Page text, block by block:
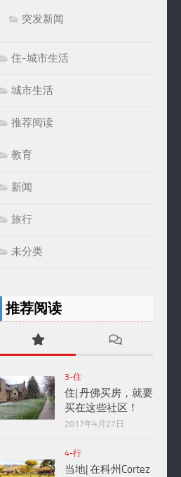
突发新闻
住-城市生活
城市生活
推荐阅读
教育
新闻
旅行
未分类
推荐阅读
3-住
住| 丹佛买房，就要
买在这些社区！
2017年4月27日
4-行
当地| 在科州Cortez